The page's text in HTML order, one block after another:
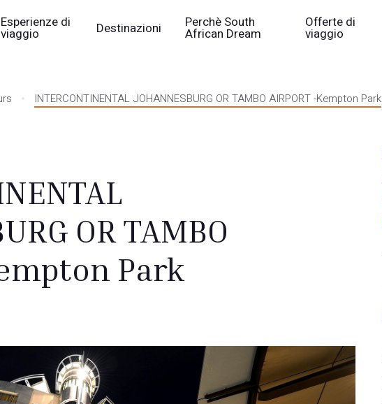
Esperienze di
viaggio Destinazioni Perchè South
African Dream
Offerte di
viaggio
INTERCONTINENTAL JOHANNESBURG OR TAMBO AIRPORT -Kempton Park
OR TAMBO
Park